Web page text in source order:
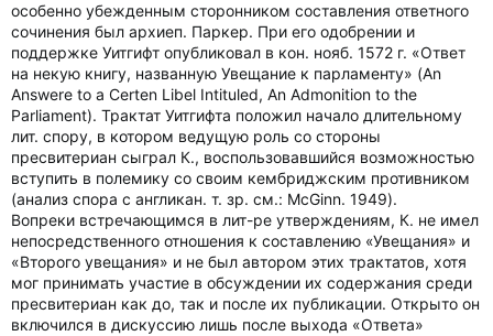
особенно убежденным сторонником составления ответного
сочинения был архиеп. Паркер. При его одобрении и
поддержке Уитгифт опубликовал в кон. нояб. 1572 г. «Ответ
на некую книгу, названную Увещание к парламенту» (An
Answere to a Certen Libel Intituled, An Admonition to the
Parliament). Трактат Уитгифта положил начало длительному
лит. спору, в котором ведущую роль со стороны
пресвитериан сыграл К., воспользовавшийся возможностью
вступить в полемику со своим кембриджским противником
(анализ спора с англикан. т. зр. см.: McGinn. 1949).
Вопреки встречающимся в лит-ре утверждениям, К. не имел
непосредственного отношения к составлению «Увещания» и
«Второго увещания» и не был автором этих трактатов, хотя
мог принимать участие в обсуждении их содержания среди
пресвитериан как до, так и после их публикации. Открыто он
включился в дискуссию лишь после выхода «Ответа»